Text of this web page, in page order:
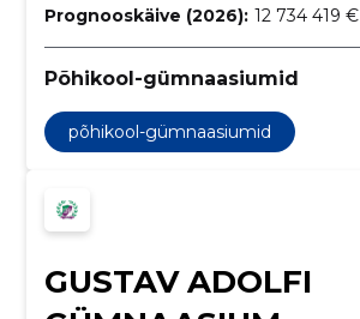
Prognooskäive (2026): 12 734 419 €
Põhikool-gümnaasiumid
põhikool-gümnaasiumid
GUSTAV ADOLFI